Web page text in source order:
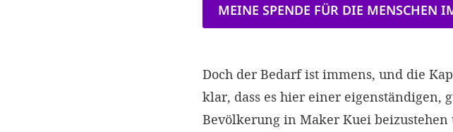
MEINE SPENDE FÜR DIE MENSCHEN
Doch der Bedarf ist immens, und die
klar, dass es hier einer eigenständigen,
Bevölkerung in Maker Kuei